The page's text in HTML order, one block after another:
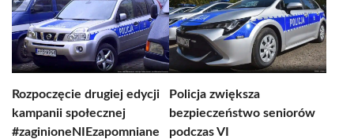
Rozpoczęcie drugiej edycji
kampanii społecznej
#zaginioneNIEzapomniane
Policja zwiększa
bezpieczeństwo seniorów
podczas VI